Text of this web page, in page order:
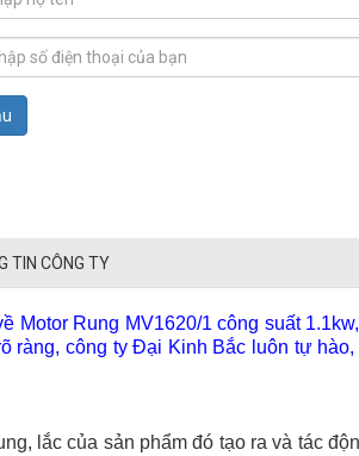
TIN CÔNG TY
Motor Rung MV1620/1 công suất
ràng, công ty Đại Kinh Bắc luôn tự
lắc của sản phẩm đó tạo ra và tác